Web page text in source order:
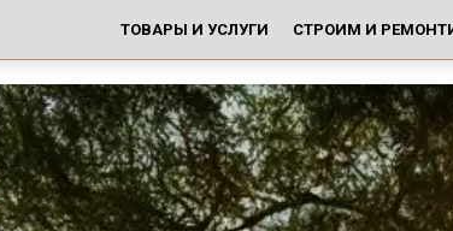
ТОВАРЫ И УСЛУГИ СТРОИМ И